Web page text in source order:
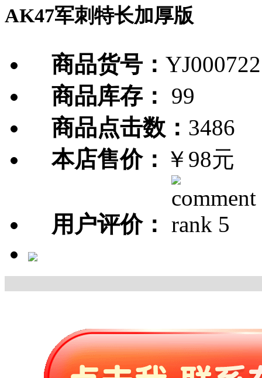
AK47军刺特长加厚版
商品货号： YJ000722
商品库存：
99
商品点击数： 3486
本店售价： ￥98元
用户评价：